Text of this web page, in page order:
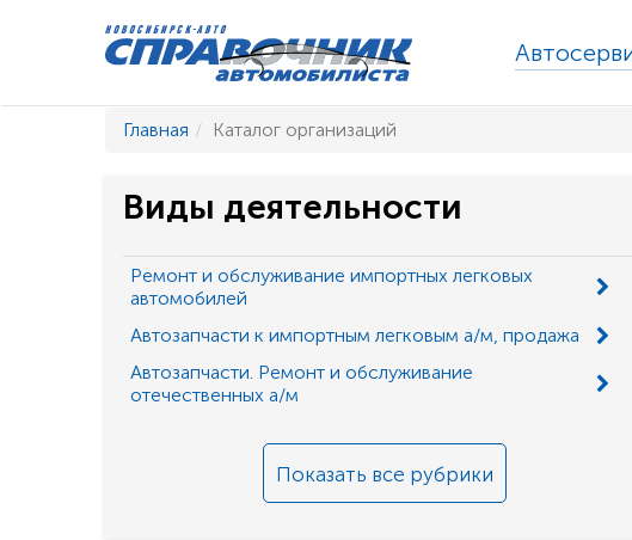
Главная Каталог организаций
Виды деятельности
Ремонт и обслуживание импортных легковых
автомобилей
Автозапчасти к импортным легковым а/м, продажа
Автозапчасти. Ремонт и обслуживание
отечественных а/м
Показать все рубрики